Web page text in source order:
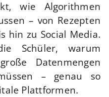
wie Algorithmen
– von Rezepten
hin zu Social Media.
Schüler, warum
Datenmengen
– genau so
Plattformen.